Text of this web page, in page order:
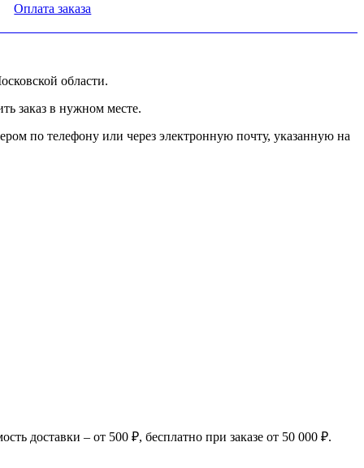
Оплата заказа
области.
заказ в нужном месте.
по телефону или через электронную почту, указанную на
доставки – от 500 ₽, бесплатно при заказе от 50 000 ₽.